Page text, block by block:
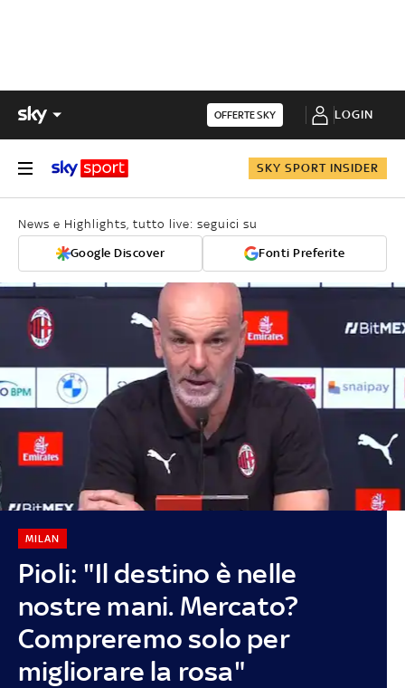
OFFERTE SKY LOGIN
SKY SPORT INSIDER
News e Highlights, tutto live: seguici su
Google Discover Fonti Preferite
Pioli: "Il destino è nelle
nostre mani. Mercato?
Compreremo solo per
migliorare la rosa"
MILAN